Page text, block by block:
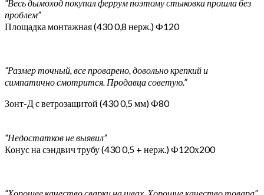
“Весь дымоход покупал феррум поэтому стыковка прошла без
проблем”
Площадка монтажная (430 0,8 нерж.) Ф120
“Размер точный, все проварено, довольно крепкий и
симпатично смотрится. Продавца советую.”
Зонт-Д с ветрозащитой (430 0,5 мм) Ф80
“Недостатков не выявил”
Конус на сэндвич трубу (430 0,5 + нерж.) Ф120х200